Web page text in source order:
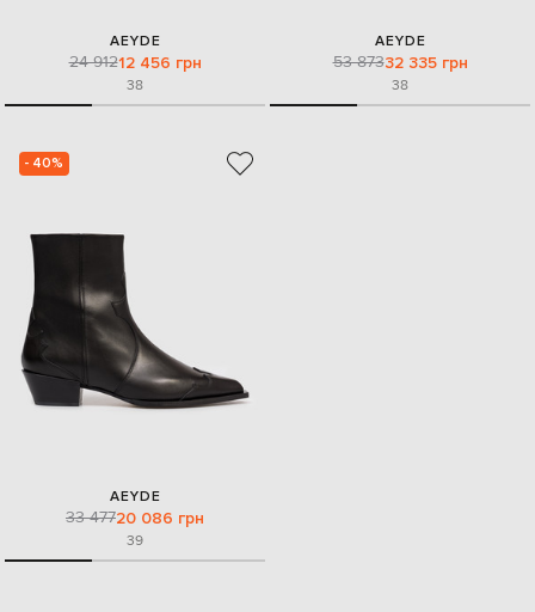
AEYDE
24 91212 456 грн
38
AEYDE
53 87332 335 грн
38
- 40%
AEYDE
33 47720 086 грн
39